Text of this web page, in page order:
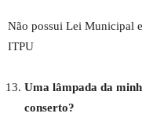
Não possui Lei Municipal
ITPU
Uma lâmpada da
conserto?